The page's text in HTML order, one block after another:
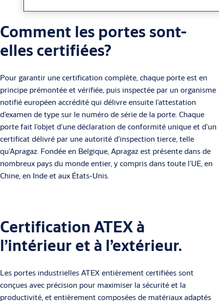
Comment les portes sont-
elles certifiées?
Pour garantir une certification complète, chaque porte est en
principe prémontée et vérifiée, puis inspectée par un organisme
notifié européen accrédité qui délivre ensuite l’attestation
d’examen de type sur le numéro de série de la porte. Chaque
porte fait l’objet d’une déclaration de conformité unique et d’un
certificat délivré par une autorité d’inspection tierce, telle
qu’Apragaz. Fondée en Belgique, Apragaz est présente dans de
nombreux pays du monde entier, y compris dans toute l’UE, en
Chine, en Inde et aux États-Unis.
Certification ATEX à
l’intérieur et à l’extérieur.
Les portes industrielles ATEX entièrement certifiées sont
conçues avec précision pour maximiser la sécurité et la
productivité, et entièrement composées de matériaux adaptés